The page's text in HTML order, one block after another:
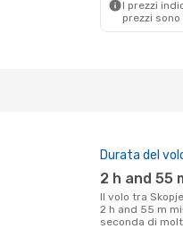
I prezzi
prezzi
Durata del
2 h and 55
Il volo tra Skopje e Sofia dura, in media,
2 h and 55 m
seconda di